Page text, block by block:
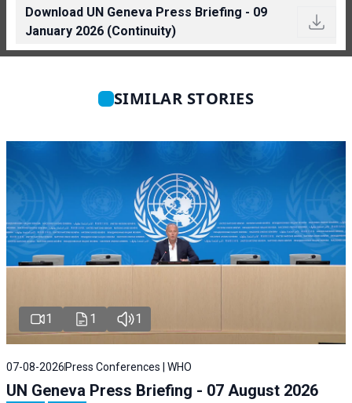
Download UN Geneva Press Briefing - 09
January 2026 (Continuity)
SIMILAR STORIES
1 1 1
07-08-2026 Press Conferences | WHO
UN Geneva Press Briefing - 07 August 2026